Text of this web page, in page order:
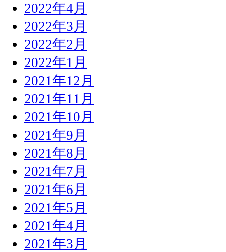
2022年4月
2022年3月
2022年2月
2022年1月
2021年12月
2021年11月
2021年10月
2021年9月
2021年8月
2021年7月
2021年6月
2021年5月
2021年4月
2021年3月